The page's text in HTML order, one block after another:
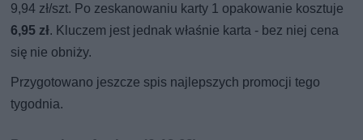
9,94 zł/szt. Po zeskanowaniu karty 1 opakowanie kosztuje
6,95 zł. Kluczem jest jednak właśnie karta - bez niej cena
się nie obniży.
Przygotowano jeszcze spis najlepszych promocji tego
tygodnia.